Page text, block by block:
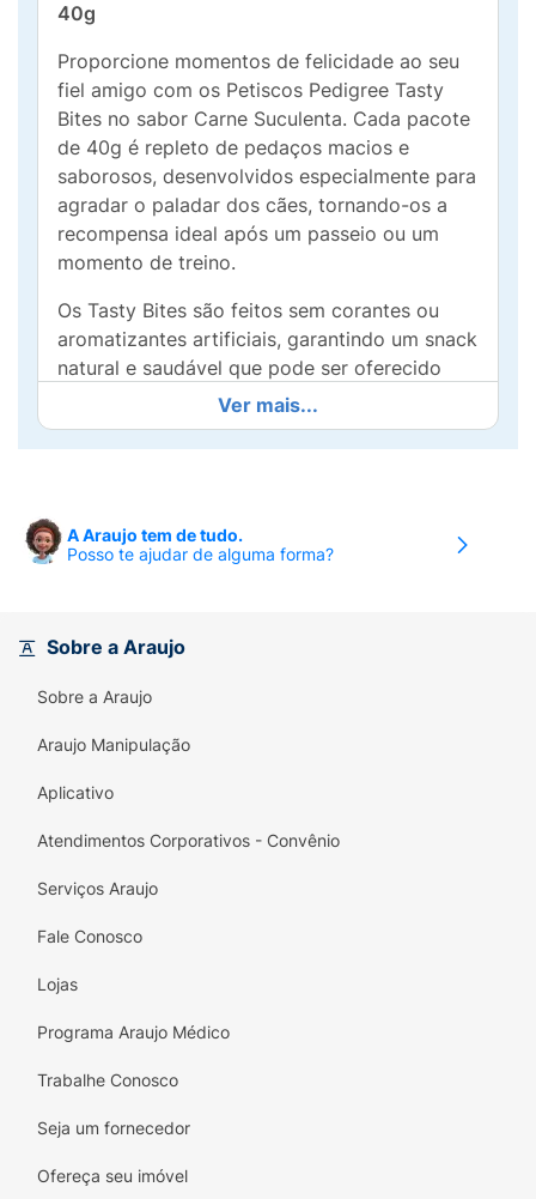
40g
Proporcione momentos de felicidade ao seu
fiel amigo com os Petiscos Pedigree Tasty
Bites no sabor Carne Suculenta. Cada pacote
de 40g é repleto de pedaços macios e
saborosos, desenvolvidos especialmente para
agradar o paladar dos cães, tornando-os a
recompensa ideal após um passeio ou um
momento de treino.
Os Tasty Bites são feitos sem corantes ou
aromatizantes artificiais, garantindo um snack
natural e saudável que pode ser oferecido
com confiança. Com apenas 12 kcal por
pedaço, você pode recompensar seu cão sem
se preocupar com a balança.
ótima forma de fortalecer o vínculo entre
você e seu pet, proporcionando momentos de
e fáceis de armazenar, tornando-se um
cão.
Ver mais...
A Araujo tem de tudo.
Posso te ajudar de alguma forma?
Sobre a Araujo
Sobre a Araujo
Araujo Manipulação
Aplicativo
Atendimentos Corporativos - Convênio
Serviços Araujo
Fale Conosco
Lojas
Programa Araujo Médico
Trabalhe Conosco
Seja um fornecedor
Ofereça seu imóvel